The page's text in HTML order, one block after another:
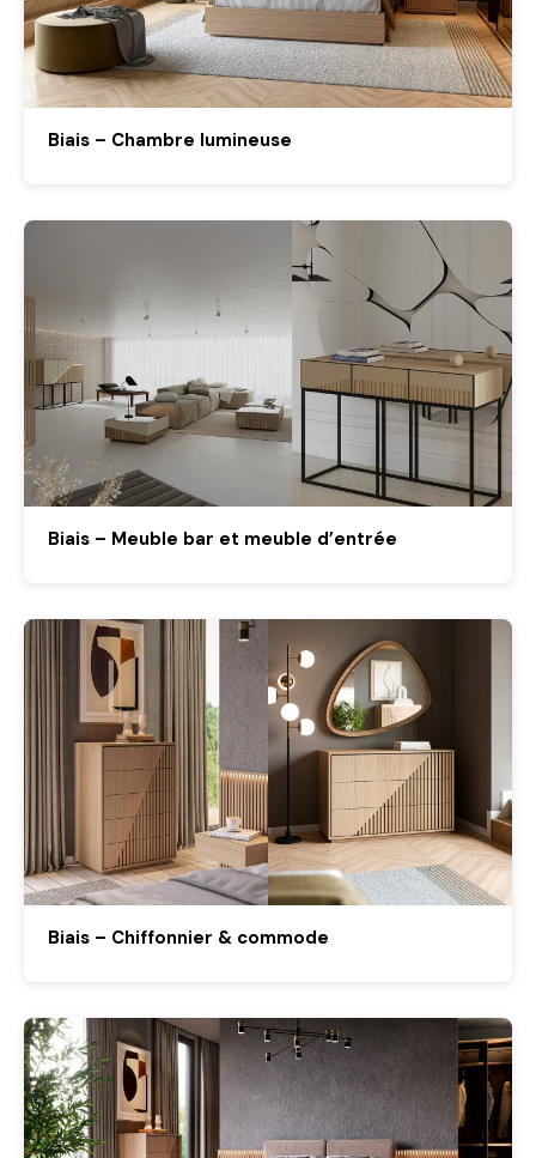
Biais – Chambre lumineuse
Biais – Meuble bar et meuble d’entrée
Biais – Chiffonnier & commode